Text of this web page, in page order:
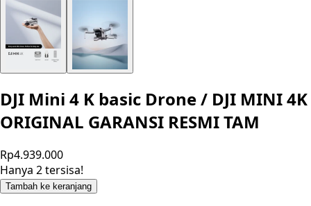
DJI Mini 4 K basic Drone / DJI MINI 4K
ORIGINAL GARANSI RESMI TAM
Rp4.939.000
Hanya 2 tersisa!
Tambah ke keranjang